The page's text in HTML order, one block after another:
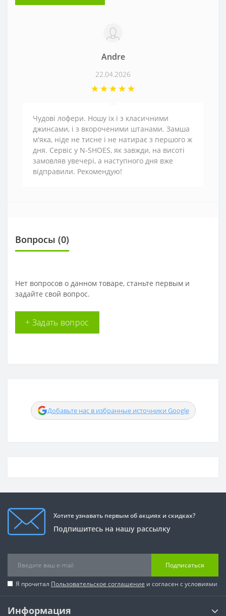
Andre
22.04.2026
Чудові лофери. Ношу їх і з класичними
джинсами, і з вкороченими штанами. Замша
м'яка, ніде не тисне і не натирає з першого ж
дня. Сервіс у N-SHOES, як завжди, на висоті
замовляв увечері, а наступного дня вже
відправили. Рекомендую!
Вопросы (0)
Нет вопросов о данном товаре, станьте первым и
задайте свой вопрос.
+ Задать вопрос
Добавьте нас в избранные источники Google
Хотите узнавать первым об акциях и скидках?
Подпишитесь на нашу рассылку
Подписаться
Я прочитал Пользовательское соглашение и согласен с условиями
Информация